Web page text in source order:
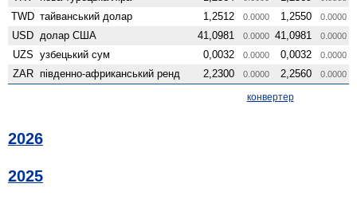
TWD тайванський долар 1,2512 0.0000 1,2550 0.0000
USD долар США 41,0981 0.0000 41,0981 0.0000
UZS узбецький сум 0,0032 0.0000 0,0032 0.0000
ZAR південно-африканський ренд 2,2300 0.0000 2,2560 0.0000
конвертер
2026
2025